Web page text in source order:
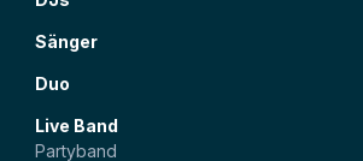
Sänger
Duo
Live Band
Partyband